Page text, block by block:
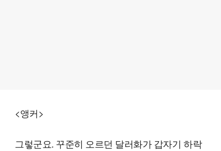
<앵커>
그렇군요. 꾸준히 오르던 달러화가 갑자기 하락